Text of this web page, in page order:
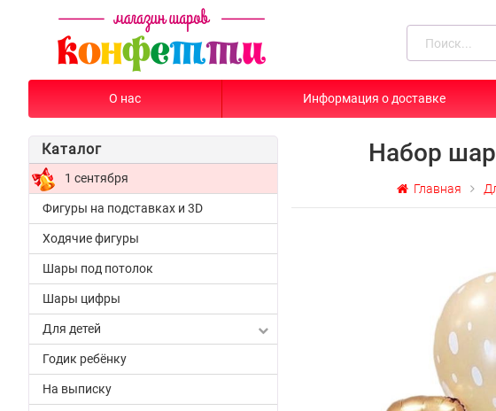
О нас Информация о доставке
Каталог
1 сентября
Фигуры на подставках и 3D
Ходячие фигуры
Шары под потолок
Шары цифры
Для детей
Годик ребёнку
На выписку
Набор
Главная